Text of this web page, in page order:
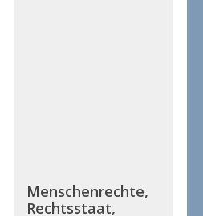
Menschenrechte,
Rechtsstaat,